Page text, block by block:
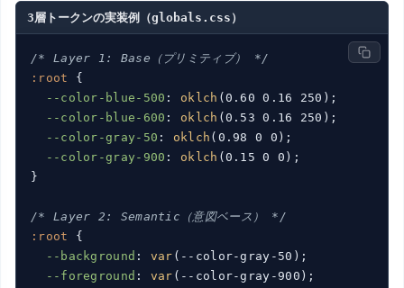
3層トークンの実装例（globals.css）
/* Layer 1: Base（プリミティブ） */
:root {
--color-blue-500 : oklch (0.60 0.16 250);
--color-blue-600 : oklch (0.53 0.16 250);
--color-gray-50 : oklch (0.98 0 0);
--color-gray-900 : oklch (0.15 0 0);
}
/* Layer 2: Semantic（意図ベース） */
:root {
--background : var (--color-gray-50);
--foreground : var (--color-gray-900);